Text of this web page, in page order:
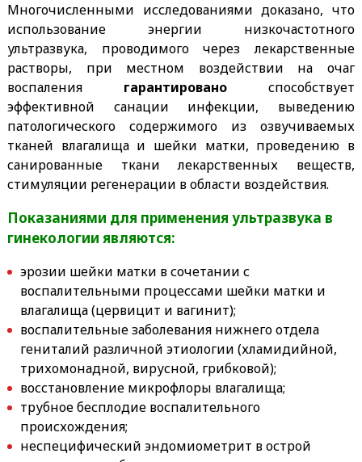
Многочисленными исследованиями доказано, что
использование энергии низкочастотного
ультразвука, проводимого через лекарственные
растворы, при местном воздействии на очаг
воспаления гарантировано способствует
эффективной санации инфекции, выведению
патологического содержимого из озвучиваемых
тканей влагалища и шейки матки, проведению в
санированные ткани лекарственных веществ,
стимуляции регенерации в области воздействия.
Показаниями для применения ультразвука в
гинекологии являются:
эрозии шейки матки в сочетании с
воспалительными процессами шейки матки и
влагалища (цервицит и вагинит);
воспалительные заболевания нижнего отдела
гениталий различной этиологии (хламидийной,
трихомонадной, вирусной, грибковой);
восстановление микрофлоры влагалища;
трубное бесплодие воспалительного
происхождения;
неспецифический эндомиометрит в острой